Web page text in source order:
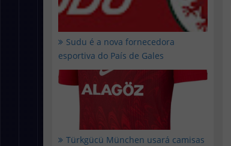
Sudu é a nova fornecedora
esportiva do País de Gales
Türkgücü München usará camisas